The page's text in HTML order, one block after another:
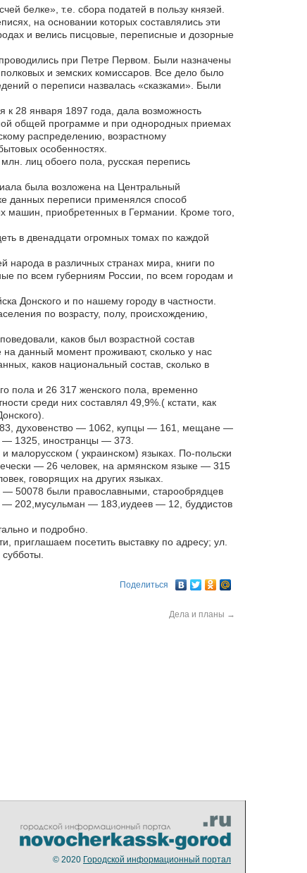
белке», т.е. сбора податей в пользу князей.
на основании которых составлялись эти
и велись писцовые, переписные и дозорные
при Петре Первом. Были назначены
и земских комиссаров. Все дело было
о переписи назвалась «сказками». Были
28 января 1897 года, дала возможность
общей программе и при однородных приемах
распределению, возрастному
особенностях.
лиц обоего пола, русская перепись
была возложена на Центральный
данных переписи применялся способ
машин, приобретенных в Германии. Кроме того,
в двенадцати огромных томах по каждой
народа в различных странах мира, книги по
по всем губерниям России, по всем городам и
Донского и по нашему городу в частности.
по возрасту, полу, происхождению,
каков был возрастной состав
на данный момент проживают, сколько у нас
каков национальный состав, сколько в
пола и 26 317 женского пола, временно
среди них составлял 49,9%.( кстати, как
духовенство — 1062, купцы — 161, мещане —
— 1325, иностранцы — 373.
малорусском ( украинском) языках. По-польски
— 26 человек, на армянском языке — 315
говорящих на других языках.
— 50078 были православными, старообрядцев
— 202,мусульман — 183,иудеев — 12, буддистов
и подробно.
приглашаем посетить выставку по адресу; ул.
Поделиться
Дела и планы →
© 2020 Городской информационный портал